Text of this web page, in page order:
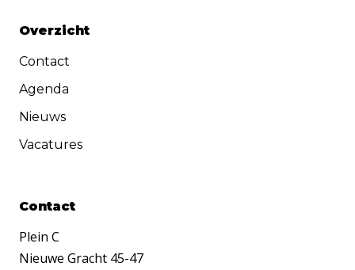
Overzicht
Contact
Agenda
Nieuws
Vacatures
Contact
Plein C
Nieuwe Gracht 45-47